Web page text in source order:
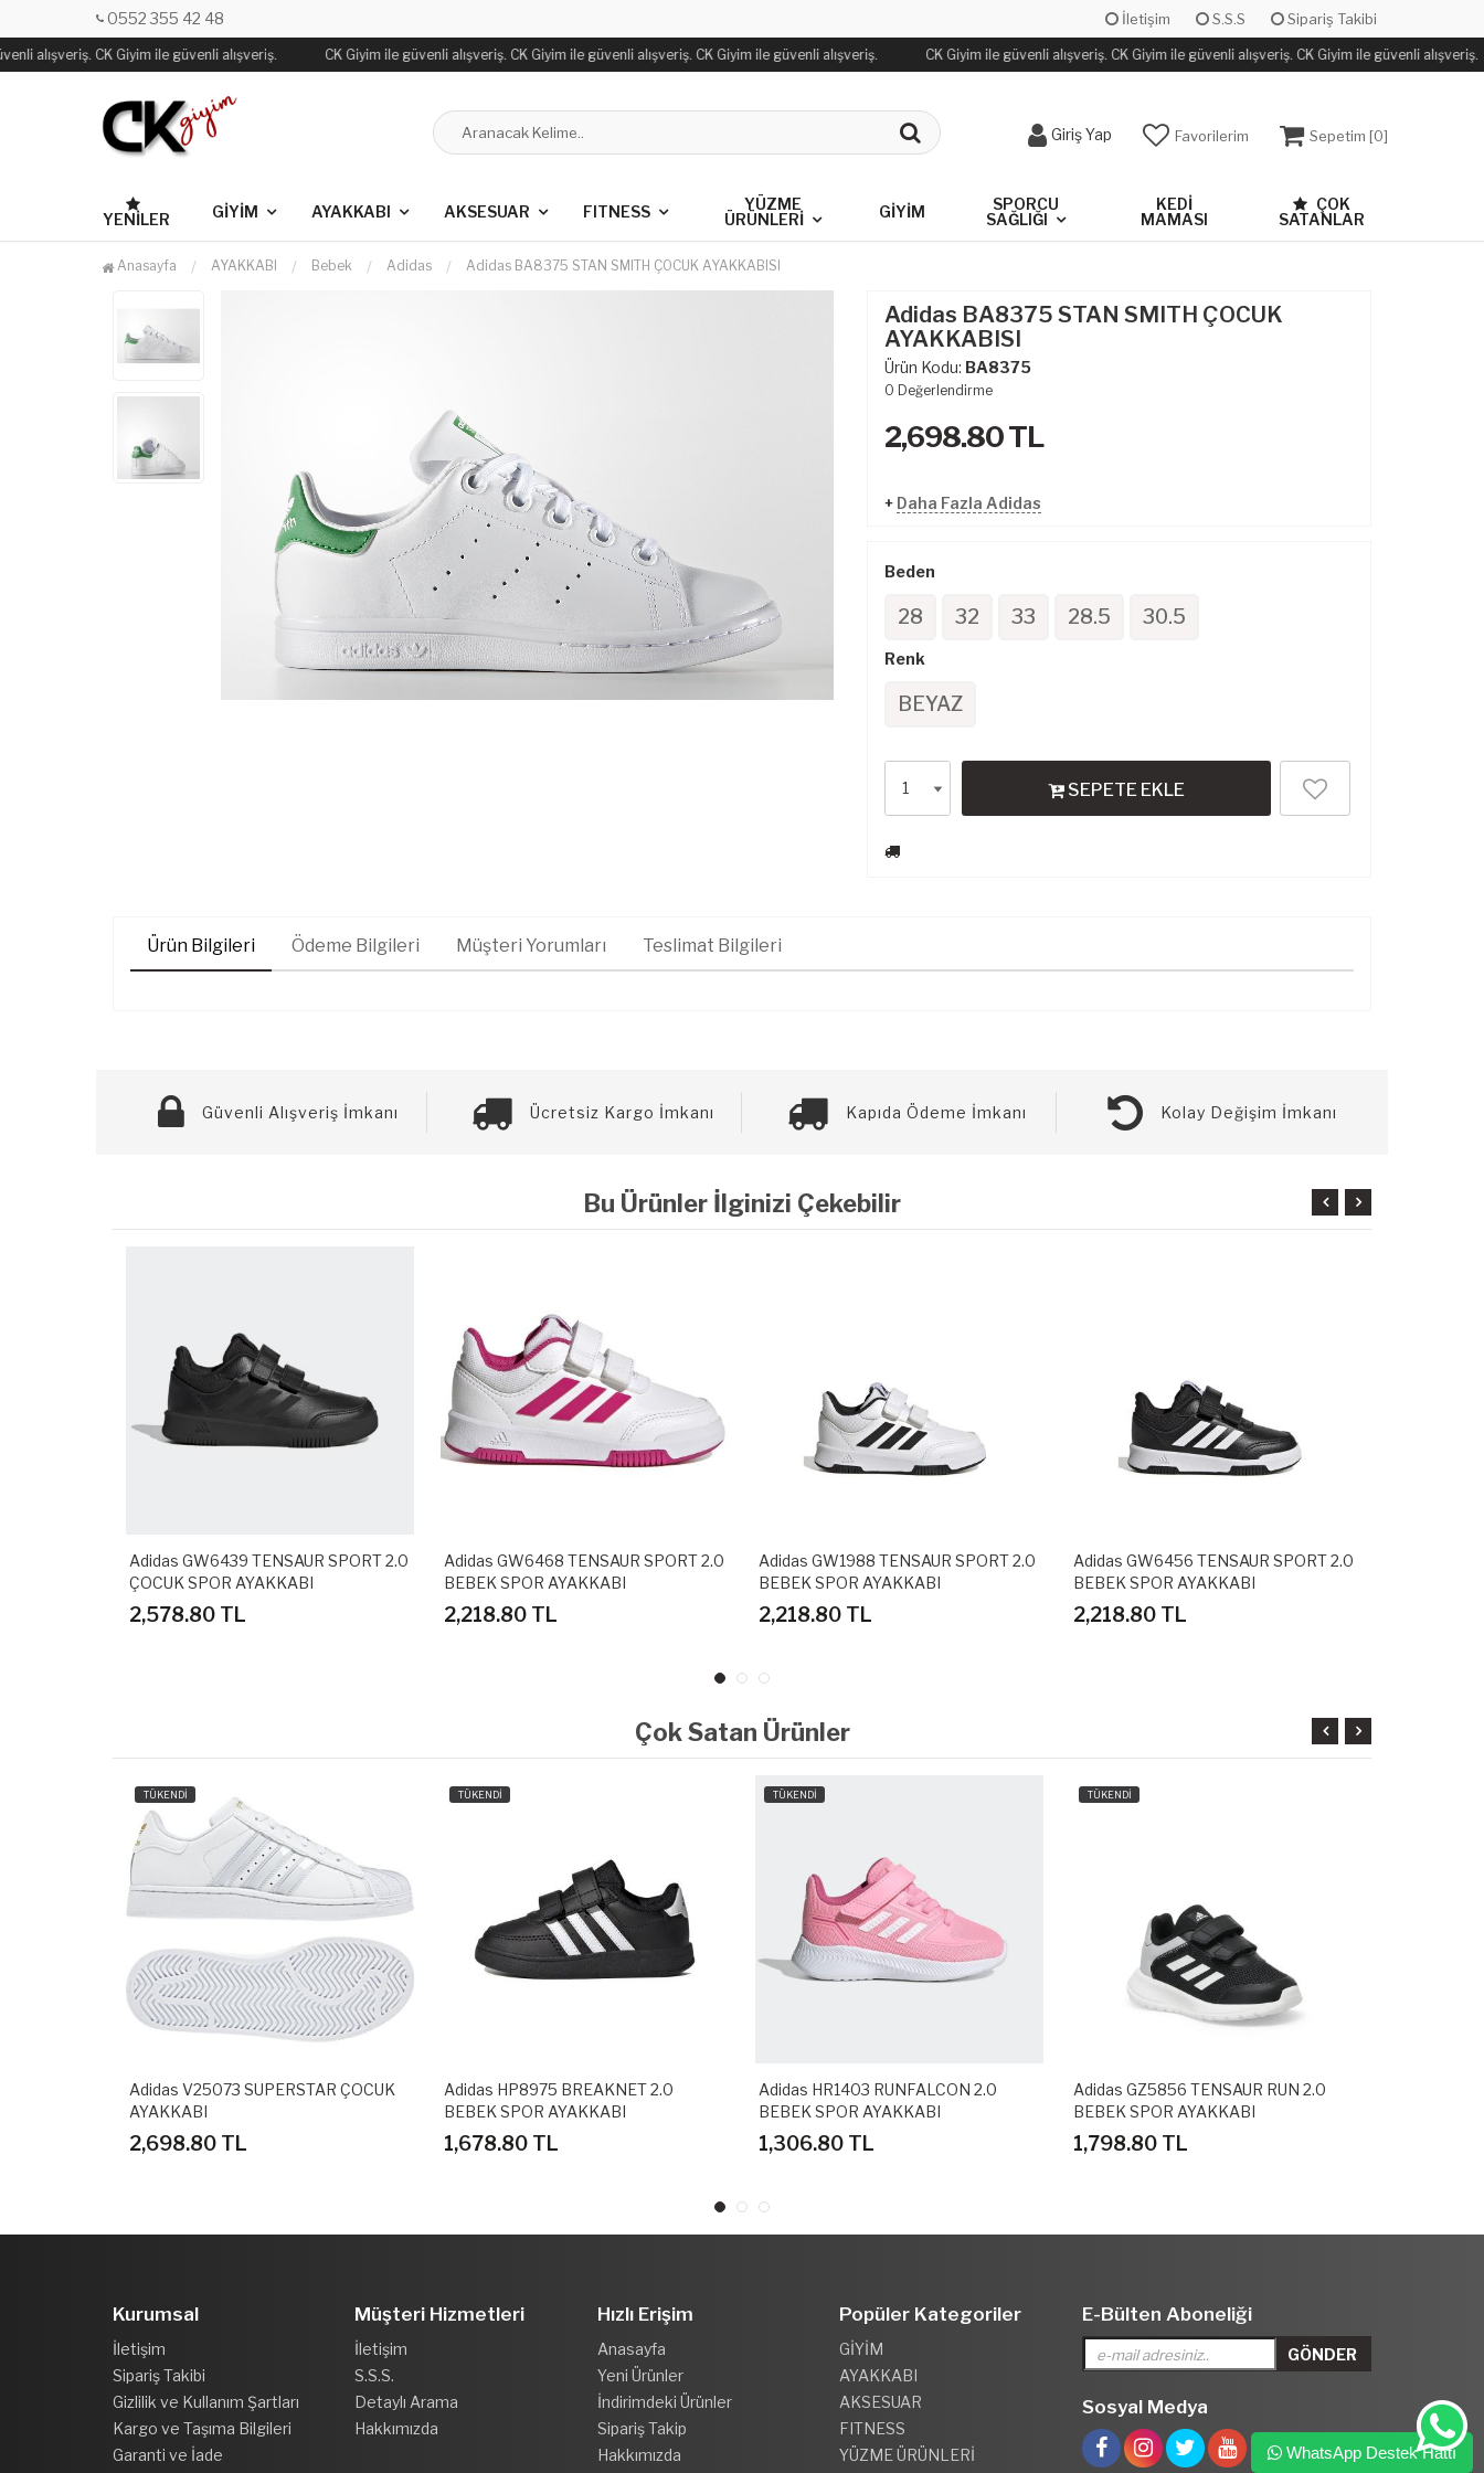
0552 355 42 48 İletişim S.S.S Sipariş Takibi
alışveriş. CK Giyim ile güvenli alışveriş. CK Giyim ile güvenli alışveriş. CK Giyim ile güvenli alışveriş. CK Giyim ile güvenli alışveriş. CK Giyim ile güvenli alışveriş. CK Giyim ile güvenli alışveriş. CK Giyim ile güvenli alışveriş.
Giriş Yap Favorilerim Sepetim [0]
YENILER GİYİM AYAKKABI AKSESUAR FITNESS
YÜZME
ÜRÜNLERİ
GİYİM
SPORCU
SAĞLIĞI
KEDİ
MAMASI
ÇOK
SATANLAR
Anasayfa AYAKKABI Bebek Adidas Adidas BA8375 STAN SMITH ÇOCUK AYAKKABISI
Adidas BA8375 STAN SMITH ÇOCUK
AYAKKABISI
Ürün Kodu: BA8375
0 Değerlendirme
2,698.80TL
+ Daha Fazla Adidas
Beden
28 32 33 28.5 30.5
Renk
BEYAZ
SEPETE EKLE
Ürün Bilgileri Ödeme Bilgileri Müşteri Yorumları Teslimat Bilgileri
Güvenli Alışveriş İmkanı Ücretsiz Kargo İmkanı Kapıda Ödeme İmkanı Kolay Değişim İmkanı
Bu Ürünler İlginizi Çekebilir
Adidas GW6439 TENSAUR SPORT 2.0
ÇOCUK SPOR AYAKKABI
2,578.80 TL
Adidas GW6468 TENSAUR SPORT 2.0
BEBEK SPOR AYAKKABI
2,218.80 TL
Adidas GW1988 TENSAUR SPORT 2.0
BEBEK SPOR AYAKKABI
2,218.80 TL
Adidas GW6456 TENSAUR SPORT 2.0
BEBEK SPOR AYAKKABI
2,218.80 TL
Çok Satan Ürünler
TÜKENDİ
Adidas V25073 SUPERSTAR ÇOCUK
AYAKKABI
2,698.80 TL
TÜKENDİ
Adidas HP8975 BREAKNET 2.0
BEBEK SPOR AYAKKABI
1,678.80 TL
TÜKENDİ
Adidas HR1403 RUNFALCON 2.0
BEBEK SPOR AYAKKABI
1,306.80 TL
TÜKENDİ
Adidas GZ5856 TENSAUR RUN 2.0
BEBEK SPOR AYAKKABI
1,798.80 TL
Kurumsal
İletişim
Sipariş Takibi
Gizlilik ve Kullanım Şartları
Kargo ve Taşıma Bilgileri
Garanti ve İade
Müşteri Hizmetleri
İletişim
S.S.S.
Detaylı Arama
Hakkımızda
Hızlı Erişim
Anasayfa
Yeni Ürünler
İndirimdeki Ürünler
Sipariş Takip
Hakkımızda
Popüler Kategoriler
GİYİM
AYAKKABI
AKSESUAR
FITNESS
YÜZME ÜRÜNLERİ
E-Bülten Aboneliği
Sosyal Medya
WhatsApp Destek Hattı